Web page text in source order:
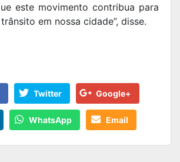
este movimento contribua para
em nossa cidade”, disse.
Twitter Google+
WhatsApp Email